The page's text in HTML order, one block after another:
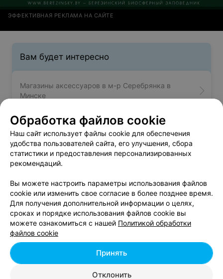
ЭФФЕКТИВНАЯ РЕКЛАМА НА САЙТЕ
Вам будет интересно
Магазины аксессуаров в м-р Серебрянка в
Минске
Магазины аксессуаров в м-р Сухарево в Минске
Магазины аксессуаров в м-р Уручье в Минске
Добавить компанию
Обработка файлов cookie
Наш сайт использует файлы cookie для обеспечения
удобства пользователей сайта, его улучшения, сбора
статистики и предоставления персонализированных
рекомендаций.
Вы можете настроить параметры использования файлов
cookie или изменить свое согласие в более позднее время.
Для получения дополнительной информации о целях,
сроках и порядке использования файлов cookie вы
можете ознакомиться с нашей Политикой обработки
файлов cookie
Отклонить
Принять